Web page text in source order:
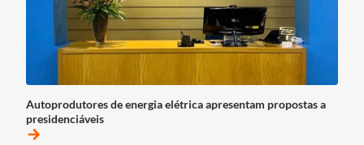
Autoprodutores de energia elétrica apresentam propostas a
presidenciáveis
arrow_forward